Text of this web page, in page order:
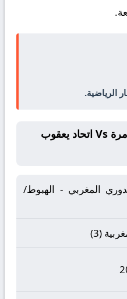
الرياضية.
بطاقة المباراة نهضة الزمامرة Vs اتحاد يعقوب
المغربي - الهبوط/
(3)